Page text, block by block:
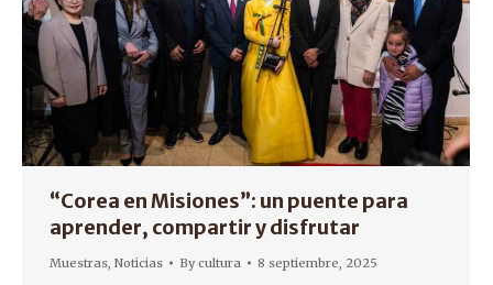
“Corea en Misiones”: un puente para
aprender, compartir y disfrutar
Muestras, Noticias Bycultura 8 septiembre, 2025